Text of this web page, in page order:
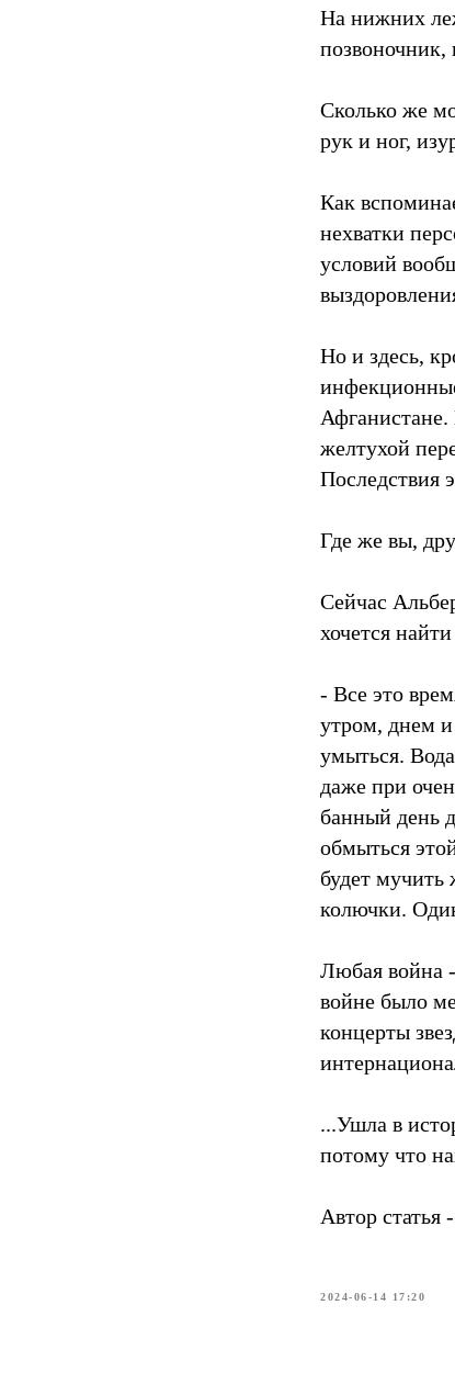
На нижних
позвоночник,
Сколько же
рук и ног,
Как
нехватки
условий
Но и здесь,
желтухой
Последствия
Где же вы,
Сейчас
хочется
- Все это
утром, днем и
умыться.
даже при
банный день
обмыться
будет
колючки.
Любая война -
войне было
концерты
...Ушла в
потому что
Автор
2024-06-14 17:20